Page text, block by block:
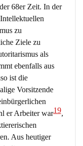
68er Zeit. In der
zu
Ziele zu
als
ebenfalls aus
ist die
Vorsitzende
er Arbeiter war19,
Aus heutiger